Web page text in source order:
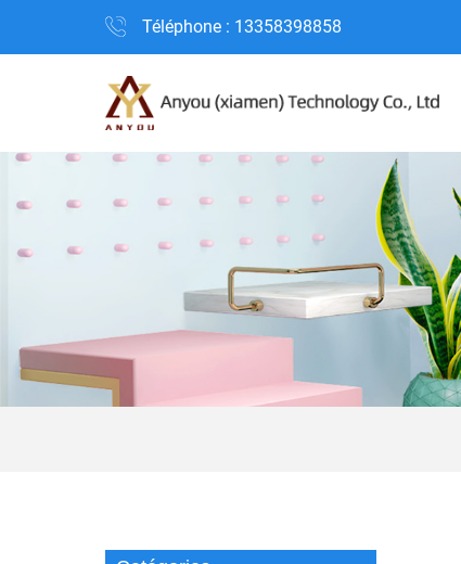
Téléphone : 13358398858